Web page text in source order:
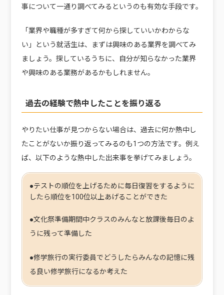
事について一通り調べてみるというのも有効な手段です。
「業界や職種が多すぎて何から探していいかわからな
い」という就活生は、まずは興味のある業界を調べてみ
ましょう。探しているうちに、自分が知らなかった業界
や興味のある業務があるかもしれません。
過去の経験で熱中したことを振り返る
やりたい仕事が見つからない場合は、過去に何か熱中し
たことがないか振り返ってみるのも1つの方法です。例え
ば、以下のような熱中した出来事を挙げてみましょう。
●テストの順位を上げるために毎日復習をするように
したら順位を100位以上あげることができた
●文化祭準備期間中クラスのみんなと放課後毎日のよ
うに残って準備した
●修学旅行の実行委員でどうしたらみんなの記憶に残
る良い修学旅行になるか考えた